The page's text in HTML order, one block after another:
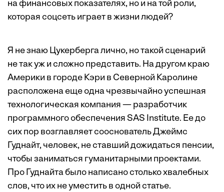
на финансовых показателях, но и на той роли,
которая соцсеть играет в жизни людей?
Я не знаю Цукерберга лично, но такой сценарий
не так уж и сложно представить. На другом краю
Америки в городе Кэри в Северной Каролине
расположена еще одна чрезвычайно успешная
технологическая компания — разработчик
программного обеспечения SAS Institute. Ее до
сих пор возглавляет сооснователь Джеймс
Гуднайт, человек, не ставший дожидаться пенсии,
чтобы заниматься гуманитарными проектами.
Про Гуднайта было написаностолько хвалебных
слов, что их не уместить в одной статье.